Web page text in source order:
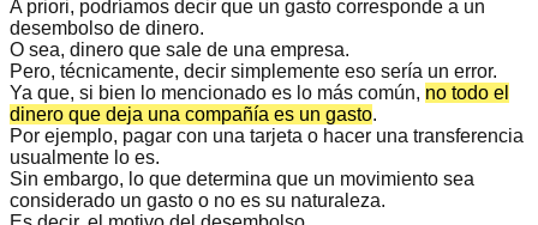
A priori, podríamos decir que un gasto corresponde a un
desembolso de dinero.
O sea, dinero que sale de una empresa.
Pero, técnicamente, decir simplemente eso sería un error.
Ya que, si bien lo mencionado es lo más común, no todo el
dinero que deja una compañía es un gasto.
Por ejemplo, pagar con una tarjeta o hacer una transferencia
usualmente lo es.
Sin embargo, lo que determina que un movimiento sea
considerado un gasto o no es su naturaleza.